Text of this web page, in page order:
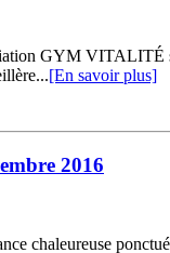
GYM VITALITÉ
[En savoir plus]
2016
chaleureuse